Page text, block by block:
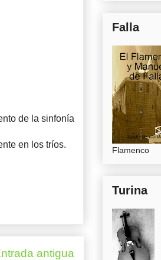
de la sinfonía
en los tríos.
antigua
Falla
Flamenco
Turina